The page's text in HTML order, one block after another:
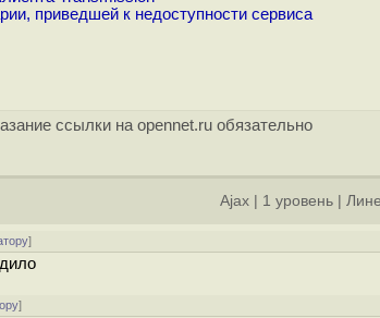
приведшей к недоступности сервиса
ссылки на opennet.ru обязательно
Ajax 1 уровень
]
]